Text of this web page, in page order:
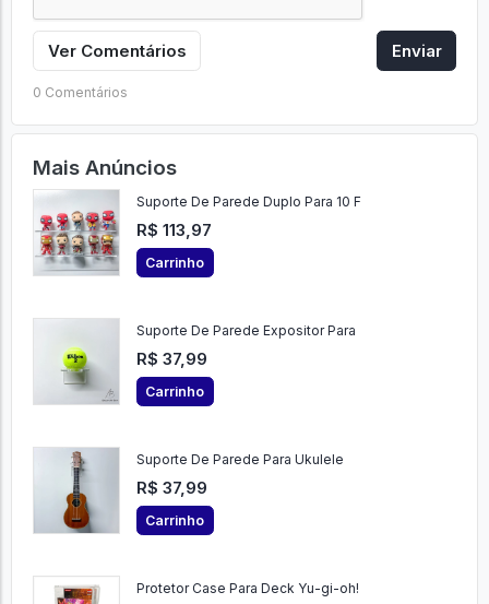
Ver Comentários Enviar
0 Comentários
Mais Anúncios
Suporte De Parede Duplo Para 10 F
R$ 113,97
Carrinho
Suporte De Parede Expositor Para
R$ 37,99
Carrinho
Suporte De Parede Para Ukulele
R$ 37,99
Carrinho
Protetor Case Para Deck Yu-gi-oh!